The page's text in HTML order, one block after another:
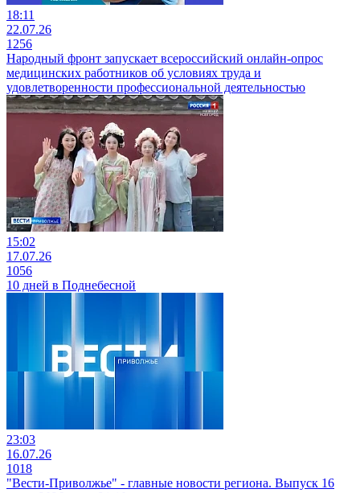
18:11
22.07.26
1256
Народный фронт запускает всероссийский онлайн-опрос
медицинских работников об условиях труда и
удовлетворенности профессиональной деятельностью
15:02
17.07.26
1056
10 дней в Поднебесной
23:03
16.07.26
1018
"Вести-Приволжье" - главные новости региона. Выпуск 16